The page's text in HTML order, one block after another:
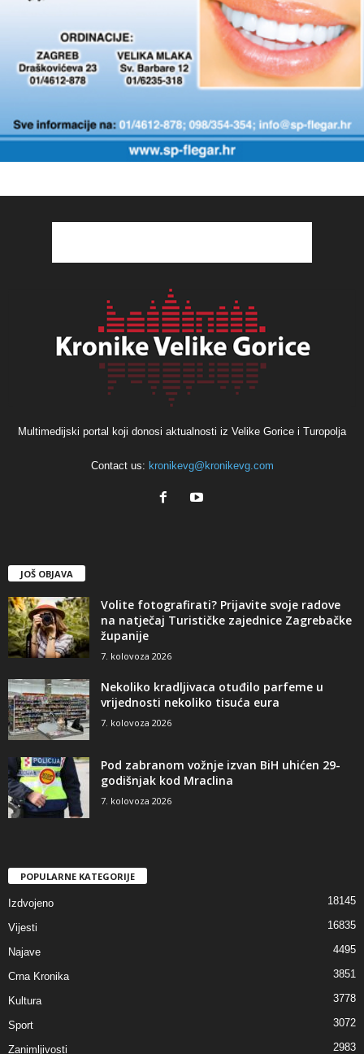
Multimedijski portal koji donosi aktualnosti iz Velike Gorice i Turopolja
Contact us: kronikevg@kronikevg.com
JOŠ OBJAVA
Volite fotografirati? Prijavite svoje radove
na natječaj Turističke zajednice Zagrebačke
županije
7. kolovoza 2026
Nekoliko kradljivaca otuđilo parfeme u
vrijednosti nekoliko tisuća eura
7. kolovoza 2026
Pod zabranom vožnje izvan BiH uhićen 29-
godišnjak kod Mraclina
7. kolovoza 2026
POPULARNE KATEGORIJE
Izdvojeno 18145
Vijesti 16835
Najave 4495
Crna Kronika 3851
Kultura 3778
Sport 3072
Zanimljivosti 2983